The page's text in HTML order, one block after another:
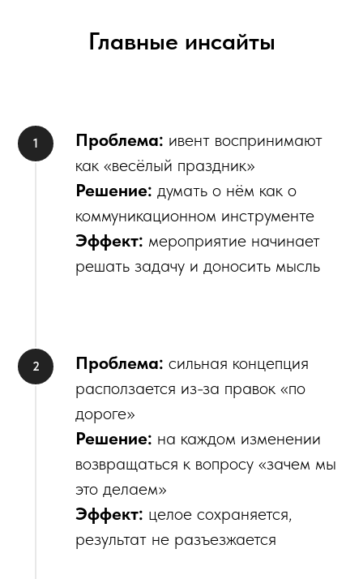
Главные инсайты
Проблема: ивент воспринимают
как «весёлый праздник»
Решение: думать о нём как о
коммуникационном инструменте
Эффект: мероприятие начинает
решать задачу и доносить мысль
Проблема: сильная концепция
расползается из-за правок «по
дороге»
Решение: на каждом изменении
возвращаться к вопросу «зачем мы
это делаем»
Эффект: целое сохраняется,
результат не разъезжается